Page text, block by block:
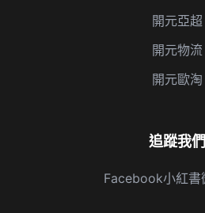
開元亞超
開元物流
開元歐淘
追蹤我們
Facebook小紅書